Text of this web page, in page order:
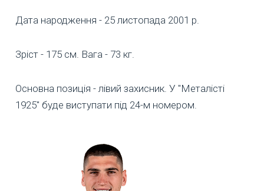
Дата народження - 25 листопада 2001 р.
Зріст - 175 см. Вага - 73 кг.
Основна позиція - лівий захисник. У "Металісті
1925" буде виступати під 24-м номером.